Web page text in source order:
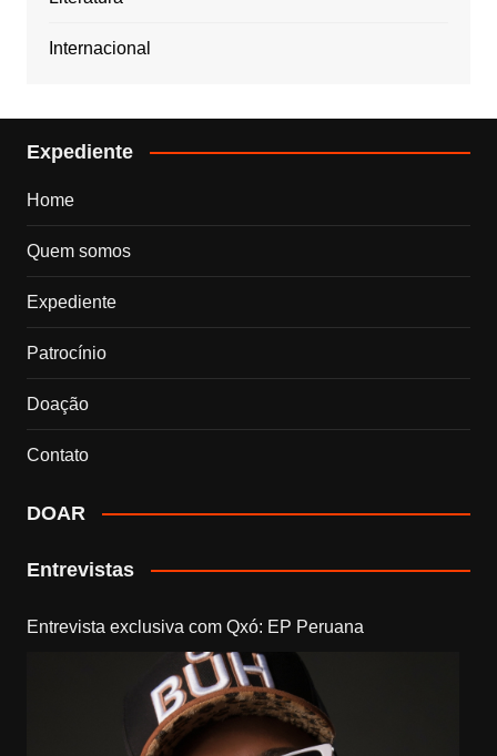
Internacional
Expediente
Home
Quem somos
Expediente
Patrocínio
Doação
Contato
DOAR
Entrevistas
Entrevista exclusiva com Qxó: EP Peruana